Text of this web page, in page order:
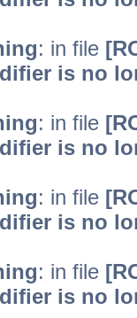
: in file
is no
: in file
is no
: in file
is no
: in file
is no